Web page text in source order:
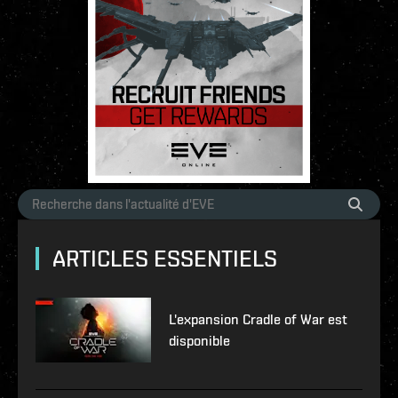
ARTICLES ESSENTIELS
L'expansion Cradle of War est
disponible